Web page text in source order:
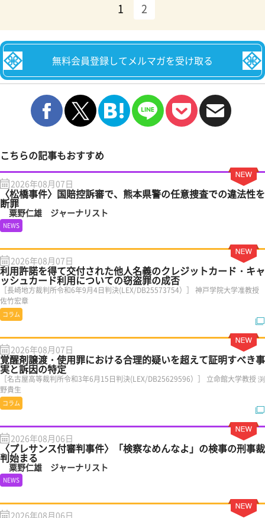
1 2
無料会員登録してメルマガを受け取る
こちらの記事もおすすめ
2026年08月07日
〈松橋事件〉国賠控訴審で、熊本県警の任意捜査での違法性を
断罪
粟野仁雄 ジャーナリスト
NEWS
2026年08月07日
利用許諾を得て交付された他人名義のクレジットカード・キャ
ッシュカード利用についての窃盗罪の成否
［長崎地方裁判所令和6年9月4日判決(LEX/DB25573754）］ 神戸学院大学准教授
佐竹宏章
コラム
2026年08月07日
覚醒剤譲渡・使用罪における合理的疑いを超えて証明すべき事
実と訴因の特定
［名古屋高等裁判所令和3年6月15日判決(LEX/DB25629596）］ 立命館大学教授 渕
野貴生
コラム
2026年08月06日
〈プレサンス付審判事件〉「検察なめんなよ」の検事の刑事裁
判始まる
粟野仁雄 ジャーナリスト
NEWS
2026年08月06日